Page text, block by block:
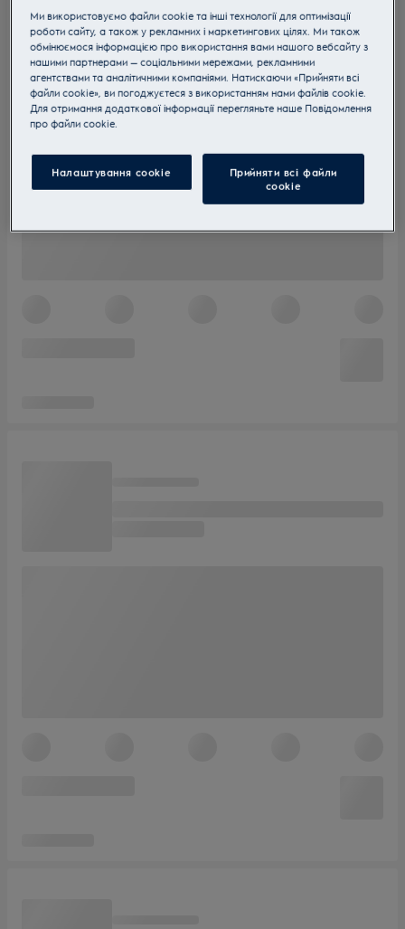
Ми використовуємо файли cookie та інші технології для оптимізації
роботи сайту, а також у рекламних і маркетингових цілях. Ми також
обмінюємося інформацією про використання вами нашого вебсайту з
нашими партнерами — соціальними мережами, рекламними
агентствами та аналітичними компаніями. Натискаючи «Прийняти всі
файли cookie», ви погоджуєтеся з використанням нами файлів cookie.
Для отримання додаткової інформації перегляньте наше Пoвідомлення
прo файли cookie.
Налаштування cookie
Прийняти всі файли
сookie